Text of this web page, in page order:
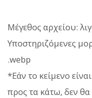
Μέγεθος αρχείου:
Υποστηριζόμενες
.webp
*Εάν το κείμενο
προς τα κάτω, δεν